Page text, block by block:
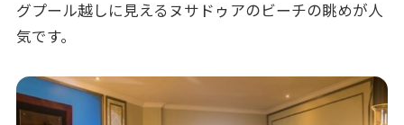
グプール越しに見えるヌサドゥアのビーチの眺めが人
気です。